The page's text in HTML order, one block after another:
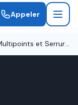
Appeler
Différence entre Serrure Multipoints et Serrure Simple à Toulouse en 2026